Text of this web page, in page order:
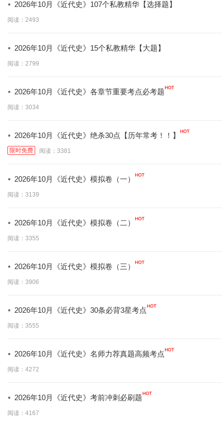
· 2026年10月《近代史》107个私教精华【选择题】
阅读：2493
· 2026年10月《近代史》15个私教精华【大题】
阅读：2799
· 2026年10月《近代史》各章节重要考点必考题
阅读：3034
· 2026年10月《近代史》绝杀30点【历年常考！！】
限时免费 阅读：3381
· 2026年10月《近代史》模拟卷（一）
阅读：3139
· 2026年10月《近代史》模拟卷（二）
阅读：3355
· 2026年10月《近代史》模拟卷（三）
阅读：3906
· 2026年10月《近代史》30条必背3星考点
阅读：3555
· 2026年10月《近代史》名师力荐真题高频考点
阅读：4272
· 2026年10月《近代史》考前冲刺必刷题
阅读：4167